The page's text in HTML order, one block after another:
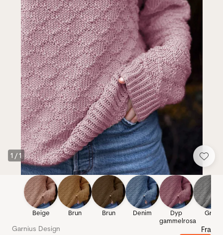
1 /1
Beige Brun Brun Denim
Dyp
gammelrosa
Grå
Garnius Design Fra